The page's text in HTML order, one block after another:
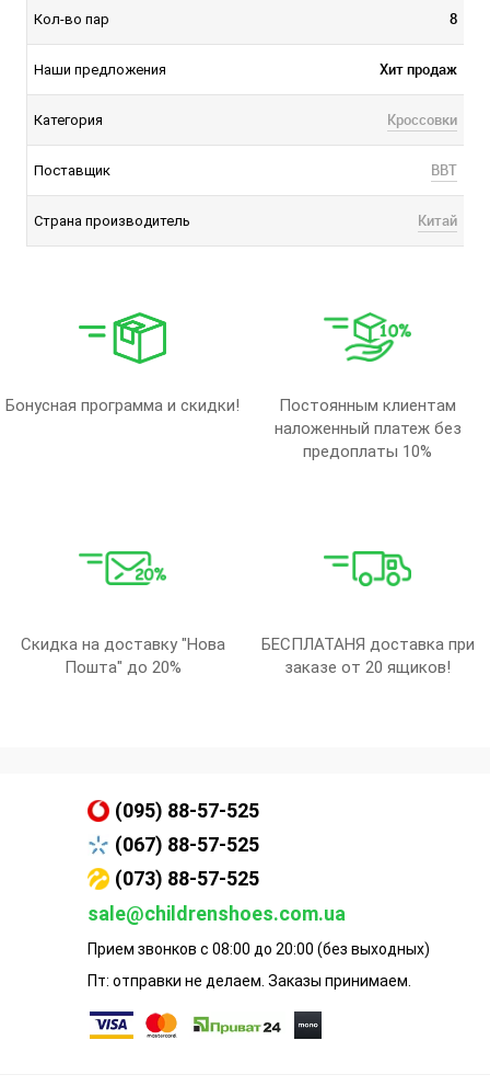
Кол-во пар 8
Наши предложения Хит продаж
Категория Кроссовки
Поставщик BBT
Страна производитель Китай
Бонусная программа и скидки!
Постоянным клиентам
наложенный платеж без
предоплаты 10%
Скидка на доставку "Нова
Пошта" до 20%
БЕСПЛАТАНЯ доставка при
заказе от 20 ящиков!
(095) 88-57-525
(067) 88-57-525
(073) 88-57-525
sale@childrenshoes.com.ua
Прием звонков с 08:00 до 20:00 (без выходных)
Пт: отправки не делаем. Заказы принимаем.